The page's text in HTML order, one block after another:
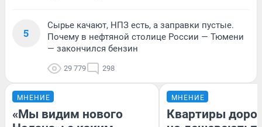
5
Сырье качают, НПЗ есть, а заправки пустые.
Почему в нефтяной столице России — Тюмени
— закончился бензин
29 779 298
МНЕНИЕ
«Мы видим нового
МНЕНИЕ
Квартиры